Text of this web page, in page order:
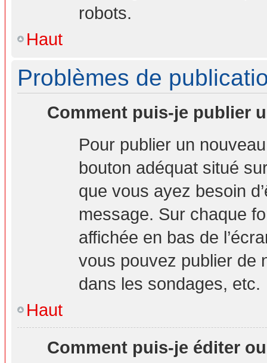
robots.
Haut
Problèmes de
Comment puis-je publier
Pour publier un
bouton adéquat situé
que vous ayez besoin
message. Sur chaque
affichée en bas de
vous pouvez publier de
dans les sondages, etc.
Haut
Comment puis-je éditer